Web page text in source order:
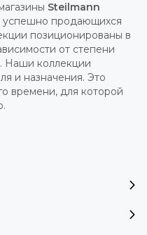
Steilmann
успешно продающихся
позиционированы в
от степени
Наши коллекции
и назначения. Это
времени, для которой